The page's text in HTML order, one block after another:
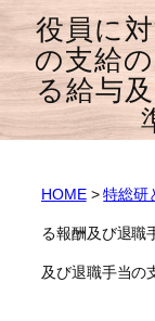
ジ
ャ
へ
ジ
プ
役員に
の支給
る給与
HOME>特総研
る報酬及び退職
及び退職手当の